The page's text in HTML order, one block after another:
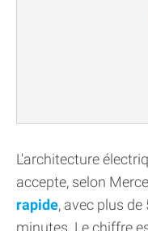
L'architecture
accepte, selon
rapide, avec plus
minutes. Le chiffre